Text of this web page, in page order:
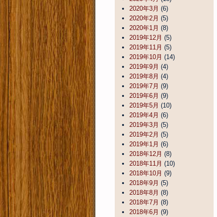
2020年3月 (6)
2020年2月 (5)
2020年1月 (8)
2019年12月 (5)
2019年11月 (5)
2019年10月 (14)
2019年9月 (4)
2019年8月 (4)
2019年7月 (9)
2019年6月 (9)
2019年5月 (10)
2019年4月 (6)
2019年3月 (5)
2019年2月 (5)
2019年1月 (6)
2018年12月 (8)
2018年11月 (10)
2018年10月 (9)
2018年9月 (5)
2018年8月 (8)
2018年7月 (8)
2018年6月 (9)